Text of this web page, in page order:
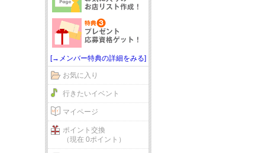
[→メンバー特典の詳細をみる]
お気に入り
行きたいイベント
マイページ
ポイント交換
（現在 0ポイント）